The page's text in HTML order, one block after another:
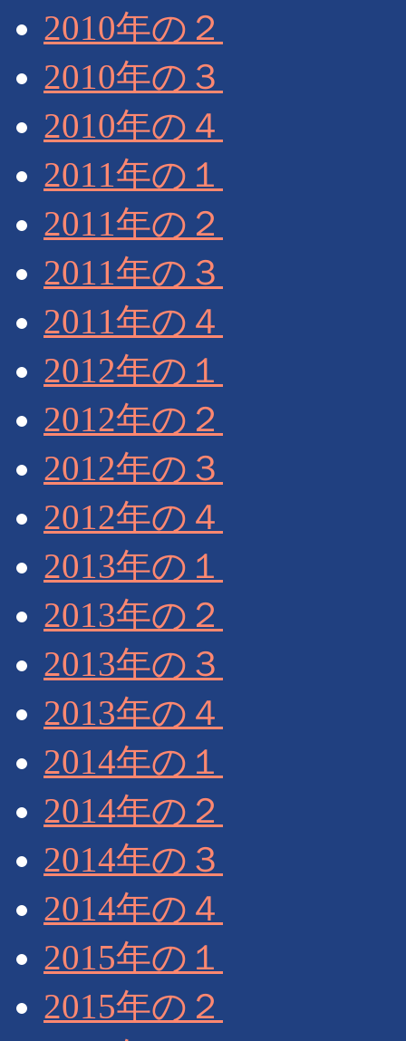
2010年の２
2010年の３
2010年の４
2011年の１
2011年の２
2011年の３
2011年の４
2012年の１
2012年の２
2012年の３
2012年の４
2013年の１
2013年の２
2013年の３
2013年の４
2014年の１
2014年の２
2014年の３
2014年の４
2015年の１
2015年の２